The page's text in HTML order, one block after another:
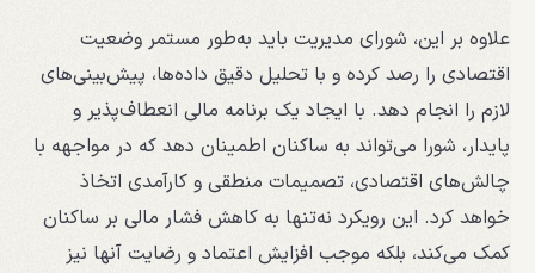
علاوه بر این، شورای مدیریت باید به‌طور مستمر وضعیت
اقتصادی را رصد کرده و با تحلیل دقیق داده‌ها، پیش‌بینی‌های
لازم را انجام دهد. با ایجاد یک برنامه مالی انعطاف‌پذیر و
پایدار، شورا می‌تواند به ساکنان اطمینان دهد که در مواجهه با
چالش‌های اقتصادی، تصمیمات منطقی و کارآمدی اتخاذ
خواهد کرد. این رویکرد نه‌تنها به کاهش فشار مالی بر ساکنان
کمک می‌کند، بلکه موجب افزایش اعتماد و رضایت آنها نیز